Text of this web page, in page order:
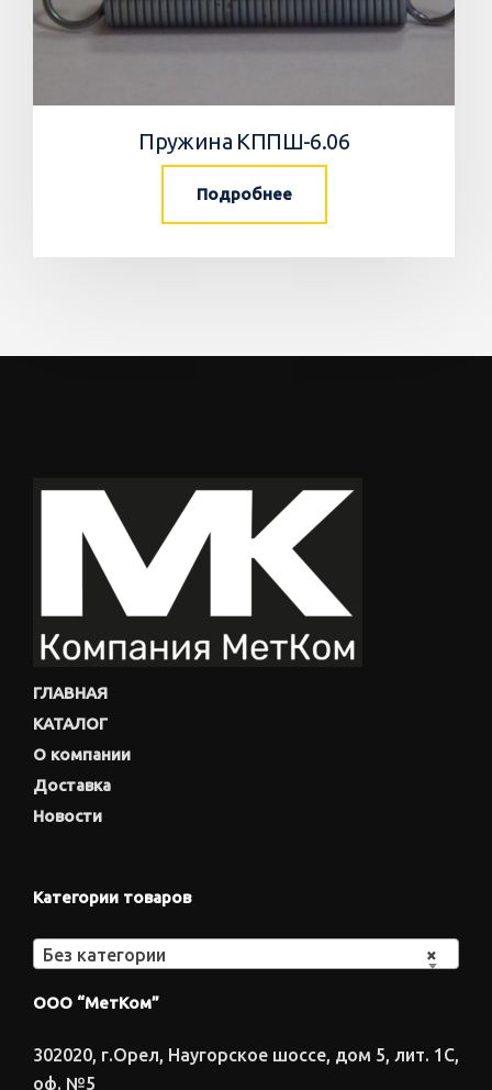
Пружина КППШ-6.06
Подробнее
ГЛАВНАЯ
КАТАЛОГ
О компании
Доставка
Новости
Категории товаров
×
Без категории
ООО “МетКом”
302020, г.Орел, Наугорское шоссе, дом 5, лит. 1С,
оф. №5